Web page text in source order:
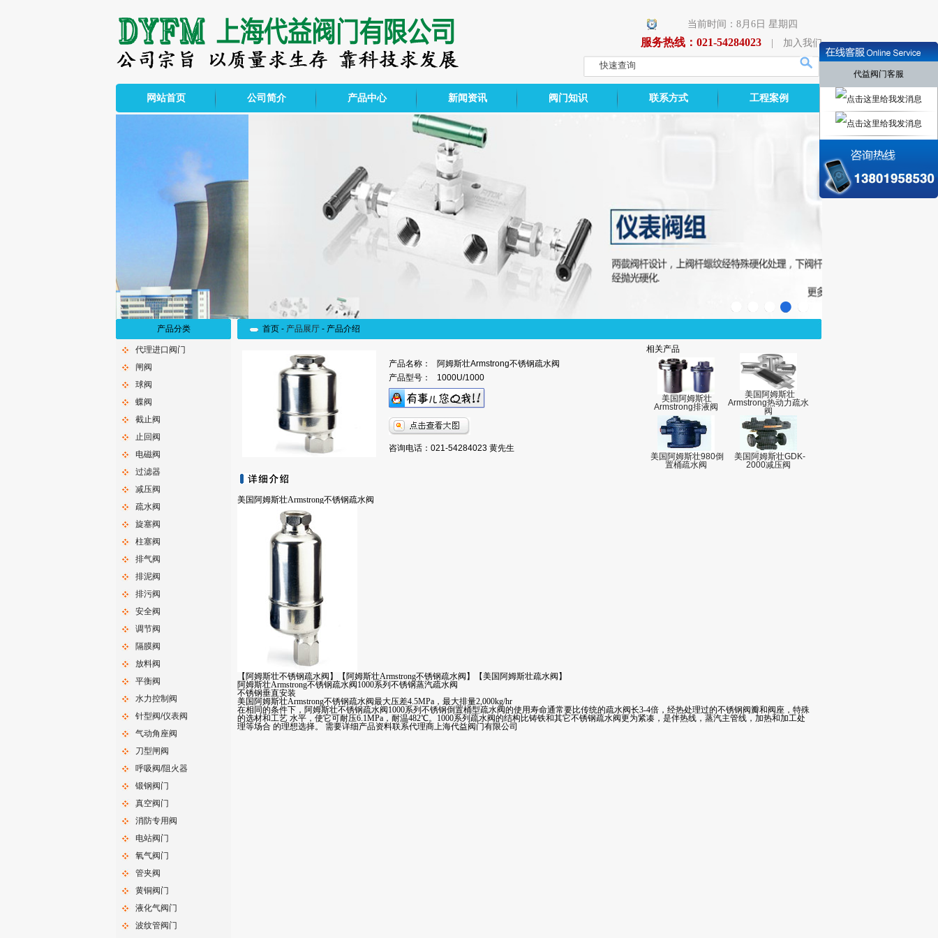
当前时间：8月6日 星期四
服务热线：021-54284023 加入我们
网站首页 公司简介 产品中心 新闻资讯 阀门知识 联系方式 工程案例
产品分类
代理进口阀门
闸阀
球阀
蝶阀
截止阀
止回阀
电磁阀
过滤器
减压阀
疏水阀
旋塞阀
柱塞阀
排气阀
排泥阀
排污阀
安全阀
调节阀
隔膜阀
放料阀
平衡阀
水力控制阀
针型阀/仪表阀
气动角座阀
刀型闸阀
呼吸阀/阻火器
锻钢阀门
真空阀门
消防专用阀
电站阀门
氧气阀门
管夹阀
黄铜阀门
液化气阀门
波纹管阀门
首页 - 产品展厅 - 产品介绍
产品名称：
阿姆斯壮Armstrong不锈钢疏水阀
产品型号：
1000U/1000
咨询电话：021-54284023 黄先生
相关产品
美国阿姆斯壮
Armstrong排液阀
美国阿姆斯壮
Armstrong热动力疏水
阀
美国阿姆斯壮980倒
置桶疏水阀
美国阿姆斯壮GDK-
2000减压阀
美国阿姆斯壮Armstrong不锈钢疏水阀
【阿姆斯壮不锈钢疏水阀】【阿姆斯壮Armstrong不锈钢疏水阀】【美国阿姆斯壮疏水阀】
阿姆斯壮Armstrong不锈钢疏水阀1000系列不锈钢蒸汽疏水阀
不锈钢垂直安装
美国阿姆斯壮Armstrong不锈钢疏水阀最大压差4.5MPa，最大排量2,000kg/hr
在相同的条件下，阿姆斯壮不锈钢疏水阀1000系列不锈钢倒置桶型疏水阀的使用寿命通常要比传统的疏水阀长3-4倍，经热处理过的不锈钢阀瓣和阀座，特殊
的选材和工艺 水平，使它可耐压6.1MPa，耐温482℃。1000系列疏水阀的结构比铸铁和其它不锈钢疏水阀更为紧凑，是伴热线，蒸汽主管线，加热和加工处
理等场合 的理想选择。 需要详细产品资料联系代理商上海代益阀门有限公司
代益阀门客服